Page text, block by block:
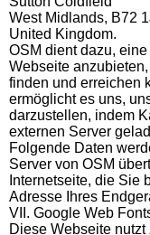
West Midlands, B72
United Kingdom.
OSM dient dazu,
Webseite
finden und erreichen
ermöglicht es uns,
darzustellen, indem
externen Server
Folgende Daten
Server von OSM
Internetseite, die Sie
Adresse Ihres
VII. Google Web
Diese Webseite